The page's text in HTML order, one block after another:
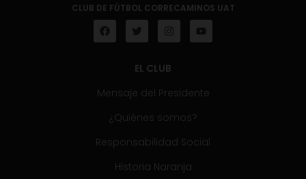
CLUB DE FÚTBOL CORRECAMINOS UAT
EL CLUB
Mensaje del Presidente
¿Quiénes somos?
Responsabilidad Social
Historia Naranja